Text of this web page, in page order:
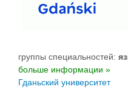
группы специальностей:
больше информации »
Гданьский университет